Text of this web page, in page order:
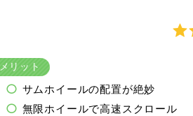
メリット
サムホイールの配置が絶妙
無限ホイールで高速スクロール